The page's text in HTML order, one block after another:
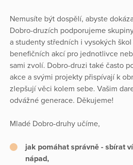
Nemusíte být dospělí, abyste
Dobro-druzích podporujeme
a studenty středních i vysokých
benefičních akcí pro jednotlivce
sami zvolí. Dobro-druzi také často
akce a svými projekty přispívají k
zlepšují věci kolem sebe. Vašim
odvážné generace. Děkujeme!
Mladé Dobro-druhy učíme,
jak pomáhat správně - sbírat
nápad,